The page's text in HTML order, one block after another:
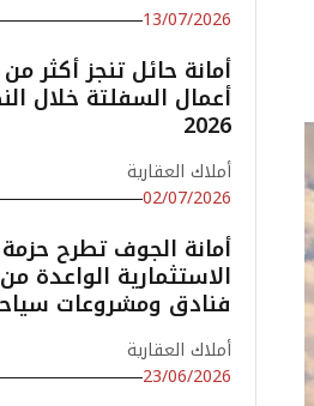
13/07/2026
أعمال السفلتة خلال
2026
أملاك العقارية
02/07/2026
أمانة الجوف تطرح
الاستثمارية الواعدة
فنادق ومشروعات
أملاك العقارية
23/06/2026